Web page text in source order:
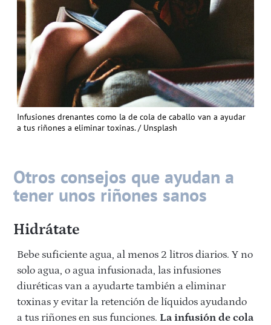
Infusiones drenantes como la de cola de caballo van a ayudar
a tus riñones a eliminar toxinas. / Unsplash
Otros consejos que ayudan a
tener unos riñones sanos
Hidrátate
Bebe suficiente agua, al menos 2 litros diarios. Y no
solo agua, o agua infusionada, las infusiones
diuréticas van a ayudarte también a eliminar
toxinas y evitar la retención de líquidos ayudando
a tus riñones en sus funciones. La infusión de cola